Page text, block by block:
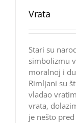
Vrata
Stari su
simbolizmu
moralnoj i
Rimljani su
vladao
vrata,
je nešto